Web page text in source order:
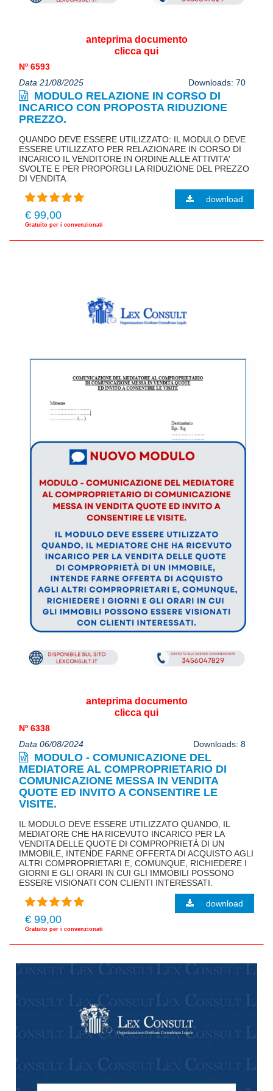
anteprima documento
clicca qui
Nº 6593
Data 21/08/2025
Downloads: 70
MODULO RELAZIONE IN CORSO DI
INCARICO CON PROPOSTA RIDUZIONE
PREZZO.
QUANDO DEVE ESSERE UTILIZZATO: IL MODULO DEVE
ESSERE UTILIZZATO PER RELAZIONARE IN CORSO DI
INCARICO IL VENDITORE IN ORDINE ALLE ATTIVITA'
SVOLTE E PER PROPORGLI LA RIDUZIONE DEL PREZZO
DI VENDITA.
€ 99,00
Gratuito per i convenzionati
download
anteprima documento
clicca qui
Nº 6338
Data 06/08/2024
Downloads: 8
MODULO - COMUNICAZIONE DEL
MEDIATORE AL COMPROPRIETARIO DI
COMUNICAZIONE MESSA IN VENDITA
QUOTE ED INVITO A CONSENTIRE LE
VISITE.
IL MODULO DEVE ESSERE UTILIZZATO QUANDO, IL
MEDIATORE CHE HA RICEVUTO INCARICO PER LA
VENDITA DELLE QUOTE DI COMPROPRIETÀ DI UN
IMMOBILE, INTENDE FARNE OFFERTA DI ACQUISTO AGLI
ALTRI COMPROPRIETARI E, COMUNQUE, RICHIEDERE I
GIORNI E GLI ORARI IN CUI GLI IMMOBILI POSSONO
ESSERE VISIONATI CON CLIENTI INTERESSATI.
€ 99,00
Gratuito per i convenzionati
download